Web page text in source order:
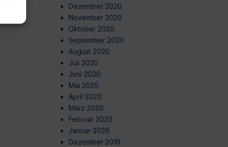
Dezember 2020
November 2020
Oktober 2020
September 2020
August 2020
Juli 2020
Juni 2020
Mai 2020
April 2020
März 2020
Februar 2020
Januar 2020
Dezember 2019